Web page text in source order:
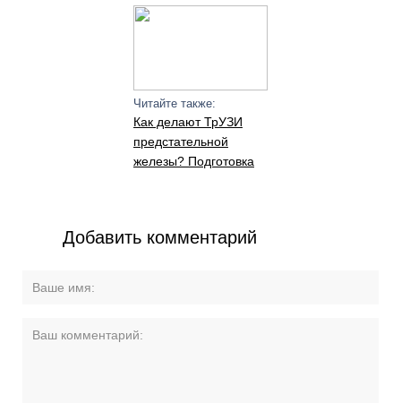
Читайте также:
Как делают ТрУЗИ
предстательной
железы? Подготовка
Добавить комментарий